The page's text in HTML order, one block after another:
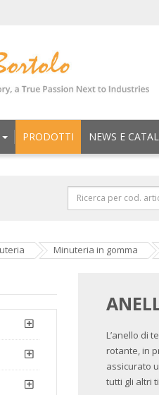
PRODOTTI NEWS E
Minuteria in gomma
L’anello di
rotante, in
assicurato
tutti gli altri